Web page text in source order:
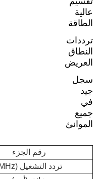
عالية
الطاقة
ترددات
النطاق
العريض
سجل
جيد
في
جميع
الموانئ
رقم الجزء
تردد التشغيل (MHz)